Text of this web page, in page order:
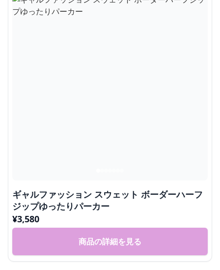
ギャルファッション スウェット ボーダーハーフ
ジップゆったりパーカー
¥3,580
商品の詳細を見る